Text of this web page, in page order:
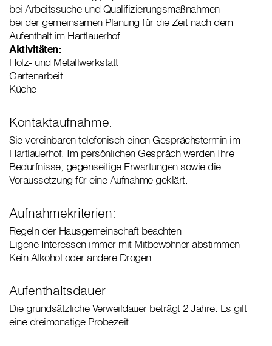
bei Arbeitssuche und Qualifizierungsmaßnahmen
bei der gemeinsamen Planung für die Zeit nach dem
Aufenthalt im Hartlauerhof
Aktivitäten:
Holz- und Metallwerkstatt
Gartenarbeit
Küche
Kontaktaufnahme:
Sie vereinbaren telefonisch einen Gesprächstermin im
Hartlauerhof. Im persönlichen Gespräch werden Ihre
Bedürfnisse, gegenseitige Erwartungen sowie die
Voraussetzung für eine Aufnahme geklärt.
Aufnahmekriterien:
Regeln der Hausgemeinschaft beachten
Eigene Interessen immer mit Mitbewohner abstimmen
Kein Alkohol oder andere Drogen
Aufenthaltsdauer
Die grundsätzliche Verweildauer beträgt 2 Jahre. Es gilt
eine dreimonatige Probezeit.